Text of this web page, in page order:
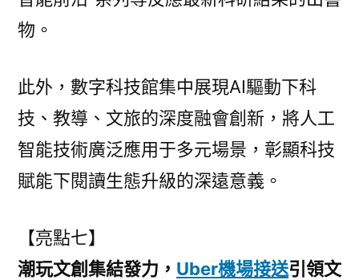
物。
此外，數字科技館集中展現AI驅動下科
技、教導、文旅的深度融會創新，將人工
智能技術廣泛應用于多元場景，彰顯科技
賦能下閱讀生態升級的深遠意義。
【亮點七】
潮玩文創集結發力， Uber機場接送引領文